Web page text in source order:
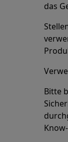
das
Bitte